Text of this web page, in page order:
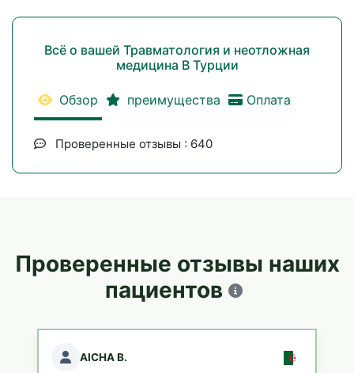
Всё о вашей Травматология и неотложная
медицина В Турции
Обзор преимущества Оплата
Проверенные отзывы : 640
Проверенные отзывы наших
пациентов
AICHA B.